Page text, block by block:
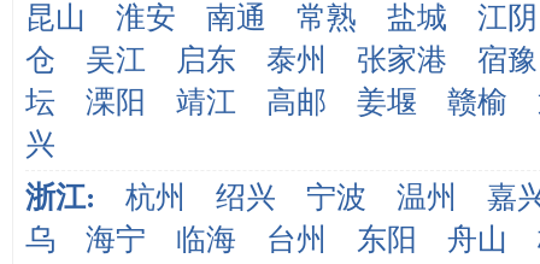
昆山
淮安 南通 常熟 盐城
江阴
仓
吴江 启东 泰州 张家港
宿豫
坛
溧阳 靖江 高邮 姜堰 赣榆
兴
浙江:
杭州 绍兴 宁波 温州
嘉
乌
海宁 临海 台州 东阳 舟山